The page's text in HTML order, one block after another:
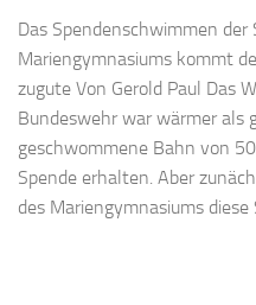
Das Spendenschwimmen der
Mariengymnasiums kommt
zugute Von Gerold Paul Das
Bundeswehr war wärmer als
geschwommene Bahn von
Spende erhalten. Aber
des Mariengymnasiums diese